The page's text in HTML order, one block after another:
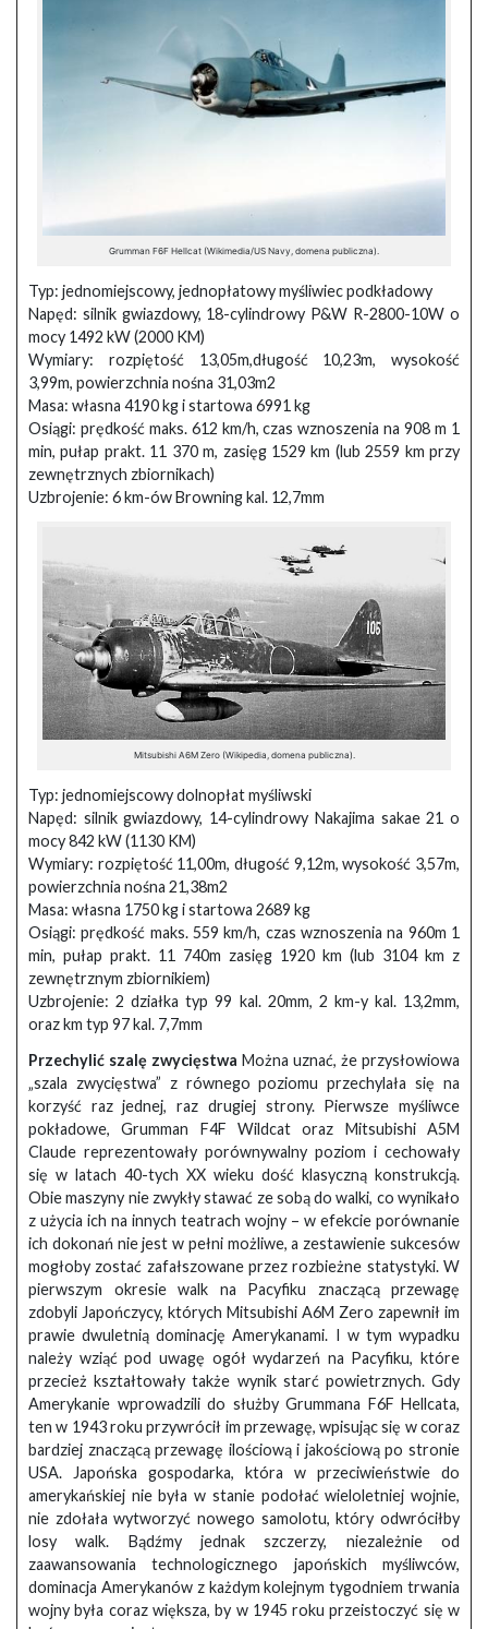
Grumman F6F Hellcat (Wikimedia/US Navy, domena publiczna).
Typ: jednomiejscowy, jednopłatowy myśliwiec podkładowy
Napęd: silnik gwiazdowy, 18-cylindrowy P&W R-2800-10W o
mocy 1492 kW (2000 KM)
Wymiary: rozpiętość 13,05m,długość 10,23m, wysokość
3,99m, powierzchnia nośna 31,03m2
Masa: własna 4190 kg i startowa 6991 kg
Osiągi: prędkość maks. 612 km/h, czas wznoszenia na 908 m 1
min, pułap prakt. 11 370 m, zasięg 1529 km (lub 2559 km przy
zewnętrznych zbiornikach)
Uzbrojenie: 6 km-ów Browning kal. 12,7mm
Mitsubishi A6M Zero (Wikipedia, domena publiczna).
Typ: jednomiejscowy dolnopłat myśliwski
Napęd: silnik gwiazdowy, 14-cylindrowy Nakajima sakae 21 o
mocy 842 kW (1130 KM)
Wymiary: rozpiętość 11,00m, długość 9,12m, wysokość 3,57m,
powierzchnia nośna 21,38m2
Masa: własna 1750 kg i startowa 2689 kg
Osiągi: prędkość maks. 559 km/h, czas wznoszenia na 960m 1
min, pułap prakt. 11 740m zasięg 1920 km (lub 3104 km z
zewnętrznym zbiornikiem)
Uzbrojenie: 2 działka typ 99 kal. 20mm, 2 km-y kal. 13,2mm,
oraz km typ 97 kal. 7,7mm
Przechylić szalę zwycięstwa Można uznać, że przysłowiowa
„szala zwycięstwa” z równego poziomu przechylała się na
korzyść raz jednej, raz drugiej strony. Pierwsze myśliwce
pokładowe, Grumman F4F Wildcat oraz Mitsubishi A5M
Claude reprezentowały porównywalny poziom i cechowały
się w latach 40-tych XX wieku dość klasyczną konstrukcją.
Obie maszyny nie zwykły stawać ze sobą do walki, co wynikało
z użycia ich na innych teatrach wojny – w efekcie porównanie
ich dokonań nie jest w pełni możliwe, a zestawienie sukcesów
mogłoby zostać zafałszowane przez rozbieżne statystyki. W
pierwszym okresie walk na Pacyfiku znaczącą przewagę
zdobyli Japończycy, których Mitsubishi A6M Zero zapewnił im
prawie dwuletnią dominację Amerykanami. I w tym wypadku
należy wziąć pod uwagę ogół wydarzeń na Pacyfiku, które
przecież kształtowały także wynik starć powietrznych. Gdy
Amerykanie wprowadzili do służby Grummana F6F Hellcata,
ten w 1943 roku przywrócił im przewagę, wpisując się w coraz
bardziej znaczącą przewagę ilościową i jakościową po stronie
USA. Japońska gospodarka, która w przeciwieństwie do
amerykańskiej nie była w stanie podołać wieloletniej wojnie,
nie zdołała wytworzyć nowego samolotu, który odwróciłby
losy walk. Bądźmy jednak szczerzy, niezależnie od
zaawansowania technologicznego japońskich myśliwców,
dominacja Amerykanów z każdym kolejnym tygodniem trwania
wojny była coraz większa, by w 1945 roku przeistoczyć się w